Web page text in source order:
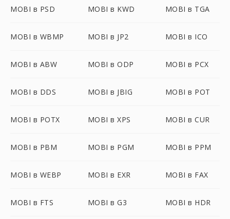
MOBI в PSD MOBI в KWD MOBI в TGA
MOBI в WBMP MOBI в JP2 MOBI в ICO
MOBI в ABW MOBI в ODP MOBI в PCX
MOBI в DDS MOBI в JBIG MOBI в POT
MOBI в POTX MOBI в XPS MOBI в CUR
MOBI в PBM MOBI в PGM MOBI в PPM
MOBI в WEBP MOBI в EXR MOBI в FAX
MOBI в FTS MOBI в G3 MOBI в HDR